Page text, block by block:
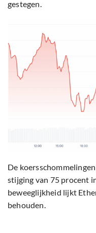
gestegen.
De
stijging van 75 procent
beweeglijkheid lijkt
behouden.